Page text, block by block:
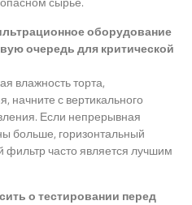
оборудование
очередь для критической
влажность торта,
начните с вертикального
Если непрерывная
больше, горизонтальный
часто является лучшим
о тестировании перед